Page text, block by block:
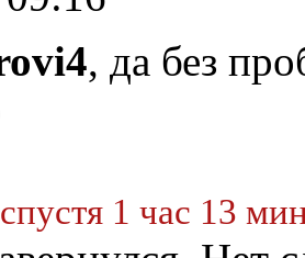
, да без
1 час 13